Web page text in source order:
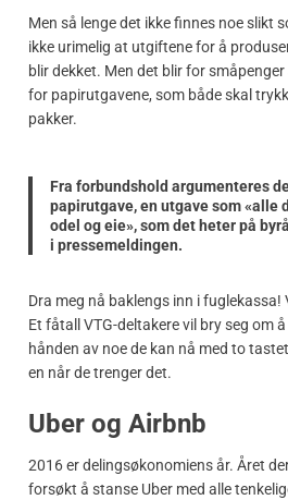
Men så lenge det ikke finnes noe slikt
ikke urimelig at utgiftene for å
blir dekket. Men det blir for
for papirutgavene, som både skal
pakker.
Fra forbundshold argumenteres
papirutgave, en utgave som «alle
odel og eie», som det heter på
i pressemeldingen.
Dra meg nå baklengs inn i fuglekassa!
Et fåtall VTG-deltakere vil bry seg om
hånden av noe de kan nå med to
en når de trenger det.
Uber og Airbnb
2016 er delingsøkonomiens år. Året
forsøkt å stanse Uber med alle